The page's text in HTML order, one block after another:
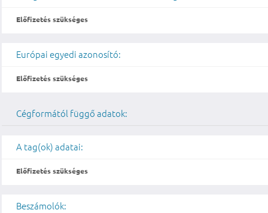
Előfizetés szükséges
Európai egyedi azonosító:
Előfizetés szükséges
Cégformától függő adatok:
A tag(ok) adatai:
Előfizetés szükséges
Beszámolók: